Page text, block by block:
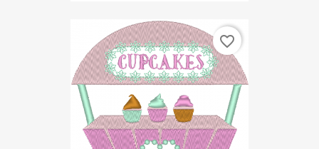
favorite_border